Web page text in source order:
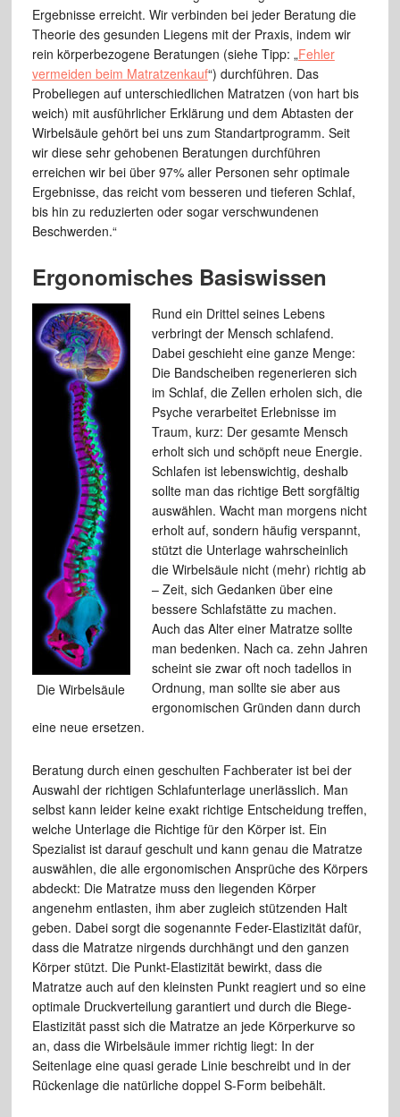
Ergebnisse erreicht. Wir verbinden bei jeder Beratung die
Theorie des gesunden Liegens mit der Praxis, indem wir
rein körperbezogene Beratungen (siehe Tipp: „Fehler
vermeiden beim Matratzenkauf“) durchführen. Das
Probeliegen auf unterschiedlichen Matratzen (von hart bis
weich) mit ausführlicher Erklärung und dem Abtasten der
Wirbelsäule gehört bei uns zum Standartprogramm. Seit
wir diese sehr gehobenen Beratungen durchführen
erreichen wir bei über 97% aller Personen sehr optimale
Ergebnisse, das reicht vom besseren und tieferen Schlaf,
bis hin zu reduzierten oder sogar verschwundenen
Beschwerden.“
Ergonomisches Basiswissen
Die Wirbelsäule
Rund ein Drittel seines Lebens
verbringt der Mensch schlafend.
Dabei geschieht eine ganze Menge:
Die Bandscheiben regenerieren sich
im Schlaf, die Zellen erholen sich, die
Psyche verarbeitet Erlebnisse im
Traum, kurz: Der gesamte Mensch
erholt sich und schöpft neue Energie.
Schlafen ist lebenswichtig, deshalb
sollte man das richtige Bett sorgfältig
auswählen. Wacht man morgens nicht
erholt auf, sondern häufig verspannt,
stützt die Unterlage wahrscheinlich
die Wirbelsäule nicht (mehr) richtig ab
– Zeit, sich Gedanken über eine
bessere Schlafstätte zu machen.
Auch das Alter einer Matratze sollte
man bedenken. Nach ca. zehn Jahren
scheint sie zwar oft noch tadellos in
Ordnung, man sollte sie aber aus
ergonomischen Gründen dann durch
eine neue ersetzen.
Beratung durch einen geschulten Fachberater ist bei der
Auswahl der richtigen Schlafunterlage unerlässlich. Man
selbst kann leider keine exakt richtige Entscheidung treffen,
welche Unterlage die Richtige für den Körper ist. Ein
Spezialist ist darauf geschult und kann genau die Matratze
auswählen, die alle ergonomischen Ansprüche des Körpers
abdeckt: Die Matratze muss den liegenden Körper
angenehm entlasten, ihm aber zugleich stützenden Halt
geben. Dabei sorgt die sogenannte Feder-Elastizität dafür,
dass die Matratze nirgends durchhängt und den ganzen
Körper stützt. Die Punkt-Elastizität bewirkt, dass die
Matratze auch auf den kleinsten Punkt reagiert und so eine
optimale Druckverteilung garantiert und durch die Biege-
Elastizität passt sich die Matratze an jede Körperkurve so
an, dass die Wirbelsäule immer richtig liegt: In der
Seitenlage eine quasi gerade Linie beschreibt und in der
Rückenlage die natürliche doppel S-Form beibehält.